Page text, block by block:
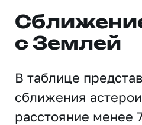
с Землей
В таблице
сближения
расстояние менее